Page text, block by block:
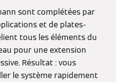
sont complétées par
et de plates-
tous les éléments du
pour une extension
Résultat : vous
le système rapidement